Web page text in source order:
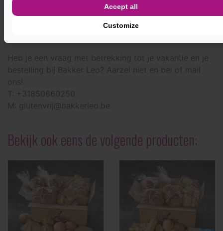
ze eten of drinken bereiden.Lees hier de informatie
van de VCV.
Bekijk ook eens de volgende producten:
Customize
Accept all